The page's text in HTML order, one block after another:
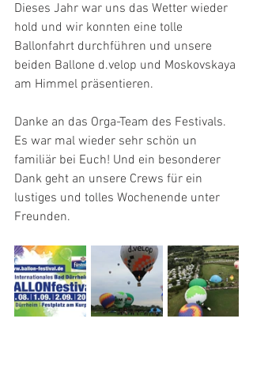
Dieses Jahr war uns das Wetter wieder
hold und wir konnten eine tolle
Ballonfahrt durchführen und unsere
beiden Ballone d.velop und Moskovskaya
am Himmel präsentieren.
Danke an das Orga-Team des Festivals.
Es war mal wieder sehr schön un
familiär bei Euch! Und ein besonderer
Dank geht an unsere Crews für ein
lustiges und tolles Wochenende unter
Freunden.